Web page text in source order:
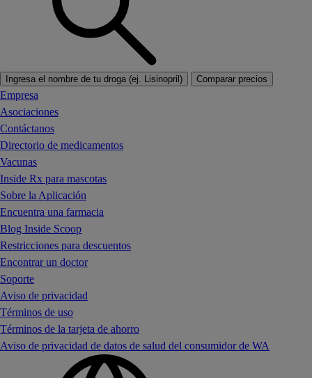
Ingresa el nombre de tu droga (ej. Lisinopril) Comparar precios
Empresa
Asociaciones
Contáctanos
Directorio de medicamentos
Vacunas
Inside Rx para mascotas
Sobre la Aplicación
Encuentra una farmacia
Blog Inside Scoop
Restricciones para descuentos
Encontrar un doctor
Soporte
Aviso de privacidad
Términos de uso
Términos de la tarjeta de ahorro
Aviso de privacidad de datos de salud del consumidor de WA